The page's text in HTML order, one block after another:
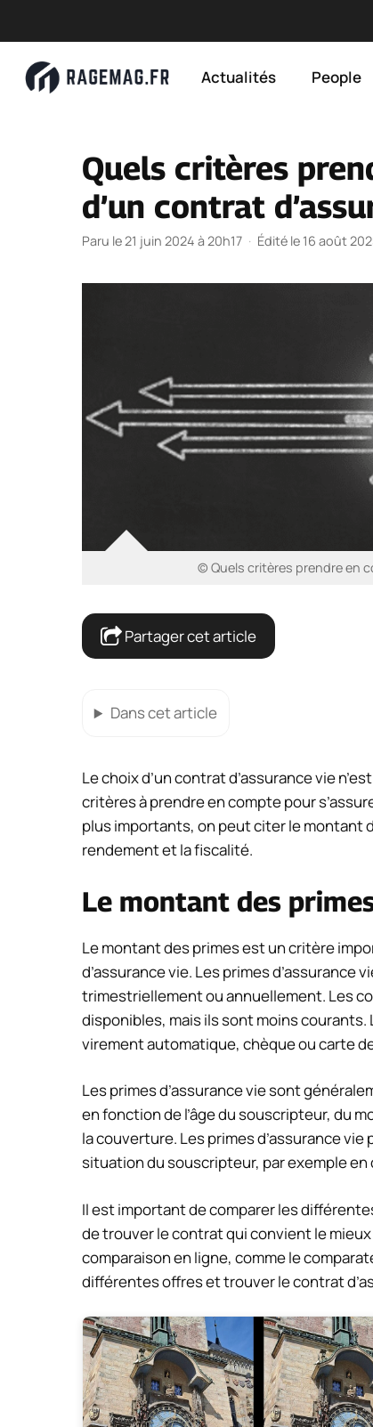
Actualités People
Quels critères
d’un contrat
Paru le 21 juin 2024 à 20h17 · Édité le 16 août
© Quels critères prendre en
Partager cet article
Dans cet article
Le choix d’un contrat d’assurance vie
critères à prendre en compte pour
plus importants, on peut citer le montant
rendement et la fiscalité.
Le montant des
Le montant des primes est un critère
d’assurance vie. Les primes
trimestriellement ou annuellement. Les
disponibles, mais ils sont moins
virement automatique, chèque ou carte
Les primes d’assurance vie sont
en fonction de l’âge du souscripteur, du
la couverture. Les primes d’assurance
situation du souscripteur, par exemple
Il est important de comparer les
de trouver le contrat qui convient le
comparaison en ligne, comme le
différentes offres et trouver le contrat